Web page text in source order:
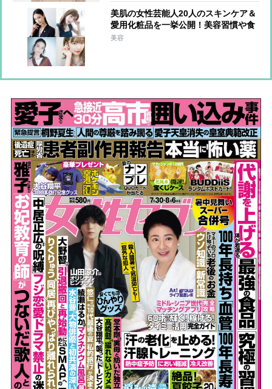
美肌の女性芸能人20人のスキンケア＆
愛用化粧品を一挙公開！美容習慣や食
事法などキレイの秘密
美容